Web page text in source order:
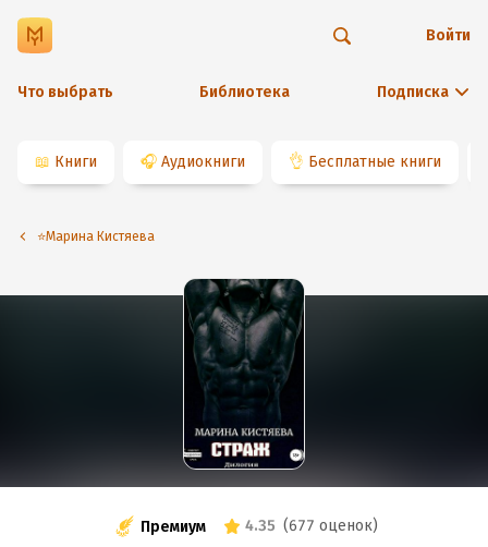
Что выбрать Библиотека Подписка
Войти
📖 Книги 🎧 Аудиокниги 👌 Бесплатные книги
⭐️Марина Кистяева
Премиум 4.35 (677 оценок)